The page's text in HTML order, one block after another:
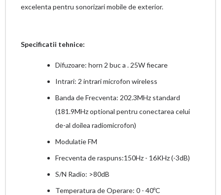
excelenta pentru sonorizari mobile de exterior.
Specificatii tehnice:
Difuzoare: horn 2 buc a . 25W fiecare
Intrari: 2 intrari microfon wireless
Banda de Frecventa: 202.3MHz standard
(181.9MHz optional pentru conectarea celui
de-al doilea radiomicrofon)
Modulatie FM
Frecventa de raspuns:150Hz - 16KHz (-3dB)
S/N Radio: >80dB
Temperatura de Operare: 0 - 40ºC